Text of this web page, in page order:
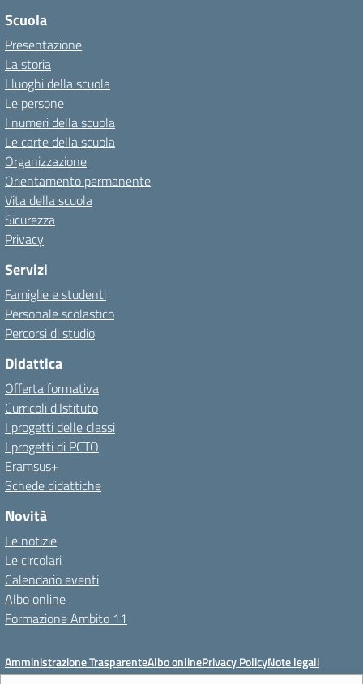
Scuola
Presentazione
La storia
I luoghi della scuola
Le persone
I numeri della scuola
Le carte della scuola
Organizzazione
Orientamento permanente
Vita della scuola
Sicurezza
Privacy
Servizi
Famiglie e studenti
Personale scolastico
Percorsi di studio
Didattica
Offerta formativa
Curricoli d'Istituto
I progetti delle classi
I progetti di PCTO
Eramsus+
Schede didattiche
Novità
Le notizie
Le circolari
Calendario eventi
Albo online
Formazione Ambito 11
Amministrazione TrasparenteAlbo onlinePrivacy PolicyNote legali
Meccanismo di feedbackDichiarazioni di accessibilitàPreferenze cookie